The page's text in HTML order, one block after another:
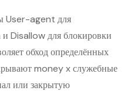
User-agent для
и Disallow для блокировки
обход определённых
money x служебные
или закрытую